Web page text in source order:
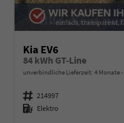
Kia EV6
84 kWh GT-Line
unverbindliche Lieferzeit: 4 Monate
Fahrzeugnummer 214997
Kraftstoff Elektro